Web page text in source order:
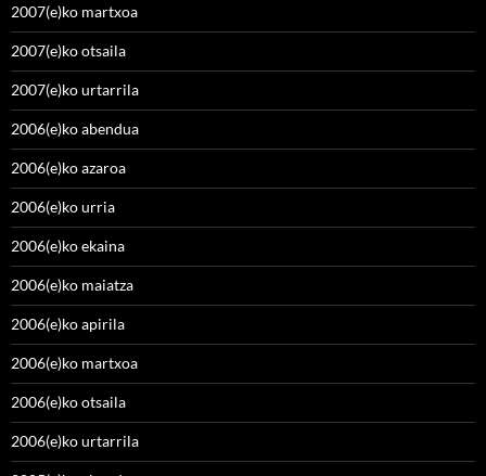
2007(e)ko martxoa
2007(e)ko otsaila
2007(e)ko urtarrila
2006(e)ko abendua
2006(e)ko azaroa
2006(e)ko urria
2006(e)ko ekaina
2006(e)ko maiatza
2006(e)ko apirila
2006(e)ko martxoa
2006(e)ko otsaila
2006(e)ko urtarrila